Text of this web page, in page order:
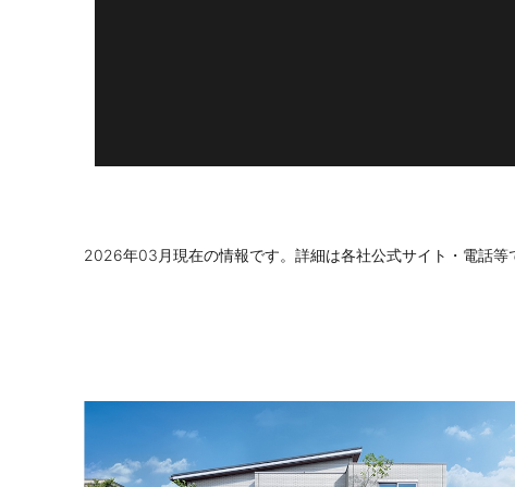
2026年03月現在の情報です。詳細は各社公式サイト・電話等